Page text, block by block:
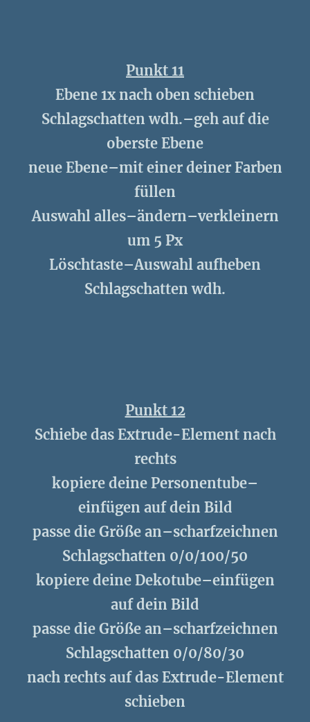
Punkt 11
Ebene 1x nach oben schieben
Schlagschatten wdh.–geh auf die
oberste Ebene
neue Ebene–mit einer deiner Farben
füllen
Auswahl alles–ändern–verkleinern
um 5 Px
Löschtaste–Auswahl aufheben
Schlagschatten wdh.
Punkt 12
Schiebe das Extrude-Element nach
rechts
kopiere deine Personentube–
einfügen auf dein Bild
passe die Größe an–scharfzeichnen
Schlagschatten 0/0/100/50
kopiere deine Dekotube–einfügen
auf dein Bild
passe die Größe an–scharfzeichnen
Schlagschatten 0/0/80/30
nach rechts auf das Extrude-Element
schieben